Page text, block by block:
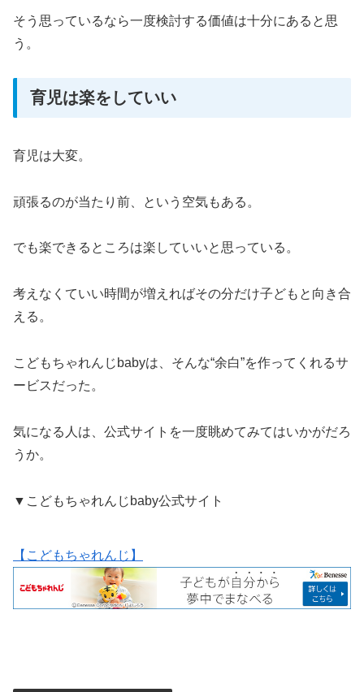
そう思っているなら一度検討する価値は十分にあると思
う。
育児は楽をしていい
育児は大変。
頑張るのが当たり前、という空気もある。
でも楽できるところは楽していいと思っている。
考えなくていい時間が増えればその分だけ子どもと向き合
える。
こどもちゃれんじbabyは、そんな“余白”を作ってくれるサ
ービスだった。
気になる人は、公式サイトを一度眺めてみてはいかがだろ
うか。
▼こどもちゃれんじbaby公式サイト
【こどもちゃれんじ】